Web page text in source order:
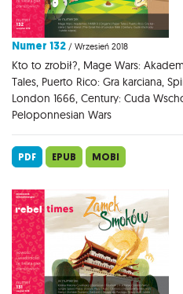
Numer 132 / Wrzesień 2018
Kto to zrobił?, Mage Wars:
Tales, Puerto Rico: Gra karciana,
London 1666, Century: Cuda
Peloponnesian Wars
PDF EPUB MOBI